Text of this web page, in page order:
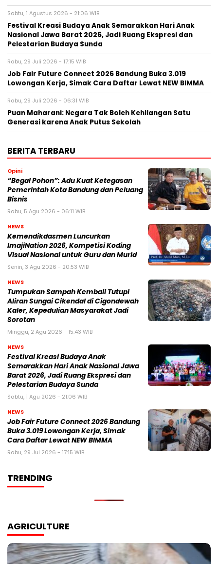
Sabtu, 1 Agustus 2026 - 21:06 WIB
Festival Kreasi Budaya Anak Semarakkan Hari Anak
Nasional Jawa Barat 2026, Jadi Ruang Ekspresi dan
Pelestarian Budaya Sunda
Rabu, 29 Juli 2026 - 17:15 WIB
Job Fair Future Connect 2026 Bandung Buka 3.019
Lowongan Kerja, Simak Cara Daftar Lewat NEW BIMMA
Rabu, 29 Juli 2026 - 06:31 WIB
Puan Maharani: Negara Tak Boleh Kehilangan Satu
Generasi karena Anak Putus Sekolah
BERITA TERBARU
Opini
“Begal Pohon”: Adu Kuat Ketegasan
Pemerintah Kota Bandung dan Peluang
Bisnis
Rabu, 5 Agu 2026 - 06:11 WIB
NEWS
Kemendikdasmen Luncurkan
ImajiNation 2026, Kompetisi Koding
Visual Nasional untuk Guru dan Murid
Senin, 3 Agu 2026 - 20:53 WIB
NEWS
Tumpukan Sampah Kembali Tutupi
Aliran Sungai Cikendal di Cigondewah
Kaler, Kepedulian Masyarakat Jadi
Sorotan
Minggu, 2 Agu 2026 - 15:43 WIB
NEWS
Festival Kreasi Budaya Anak
Semarakkan Hari Anak Nasional Jawa
Barat 2026, Jadi Ruang Ekspresi dan
Pelestarian Budaya Sunda
Sabtu, 1 Agu 2026 - 21:06 WIB
NEWS
Job Fair Future Connect 2026 Bandung
Buka 3.019 Lowongan Kerja, Simak
Cara Daftar Lewat NEW BIMMA
Rabu, 29 Jul 2026 - 17:15 WIB
TRENDING
AGRICULTURE